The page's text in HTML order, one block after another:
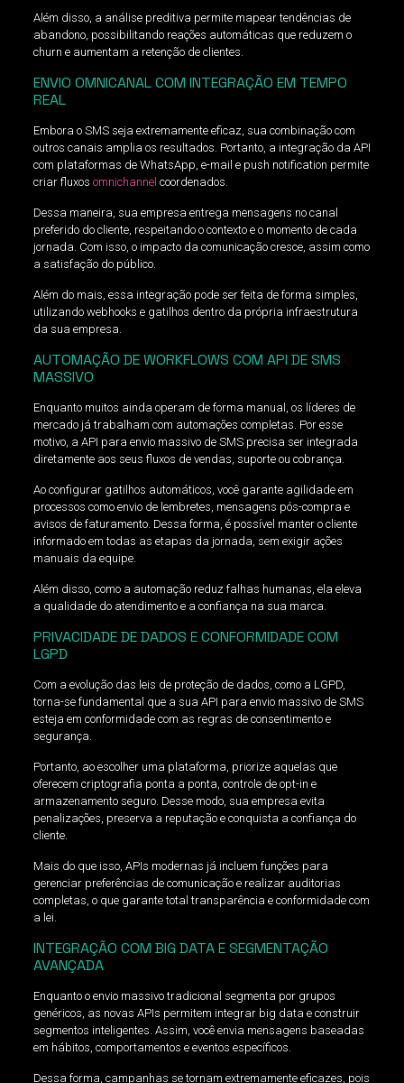
Além disso, a análise preditiva permite mapear tendências de
abandono, possibilitando reações automáticas que reduzem o
churn e aumentam a retenção de clientes.
ENVIO OMNICANAL COM INTEGRAÇÃO EM TEMPO
REAL
Embora o SMS seja extremamente eficaz, sua combinação com
outros canais amplia os resultados. Portanto, a integração da API
com plataformas de WhatsApp, e-mail e push notification permite
criar fluxos omnichannel coordenados.
Dessa maneira, sua empresa entrega mensagens no canal
preferido do cliente, respeitando o contexto e o momento de cada
jornada. Com isso, o impacto da comunicação cresce, assim como
a satisfação do público.
Além do mais, essa integração pode ser feita de forma simples,
utilizando webhooks e gatilhos dentro da própria infraestrutura
da sua empresa.
AUTOMAÇÃO DE WORKFLOWS COM API DE SMS
MASSIVO
Enquanto muitos ainda operam de forma manual, os líderes de
mercado já trabalham com automações completas. Por esse
motivo, a API para envio massivo de SMS precisa ser integrada
diretamente aos seus fluxos de vendas, suporte ou cobrança.
Ao configurar gatilhos automáticos, você garante agilidade em
processos como envio de lembretes, mensagens pós-compra e
avisos de faturamento. Dessa forma, é possível manter o cliente
informado em todas as etapas da jornada, sem exigir ações
manuais da equipe.
Além disso, como a automação reduz falhas humanas, ela eleva
a qualidade do atendimento e a confiança na sua marca.
PRIVACIDADE DE DADOS E CONFORMIDADE COM
LGPD
Com a evolução das leis de proteção de dados, como a LGPD,
torna-se fundamental que a sua API para envio massivo de SMS
esteja em conformidade com as regras de consentimento e
segurança.
Portanto, ao escolher uma plataforma, priorize aquelas que
oferecem criptografia ponta a ponta, controle de opt-in e
armazenamento seguro. Desse modo, sua empresa evita
penalizações, preserva a reputação e conquista a confiança do
cliente.
Mais do que isso, APIs modernas já incluem funções para
gerenciar preferências de comunicação e realizar auditorias
completas, o que garante total transparência e conformidade com
a lei.
INTEGRAÇÃO COM BIG DATA E SEGMENTAÇÃO
AVANÇADA
Enquanto o envio massivo tradicional segmenta por grupos
genéricos, as novas APIs permitem integrar big data e construir
segmentos inteligentes. Assim, você envia mensagens baseadas
em hábitos, comportamentos e eventos específicos.
Dessa forma, campanhas se tornam extremamente eficazes, pois